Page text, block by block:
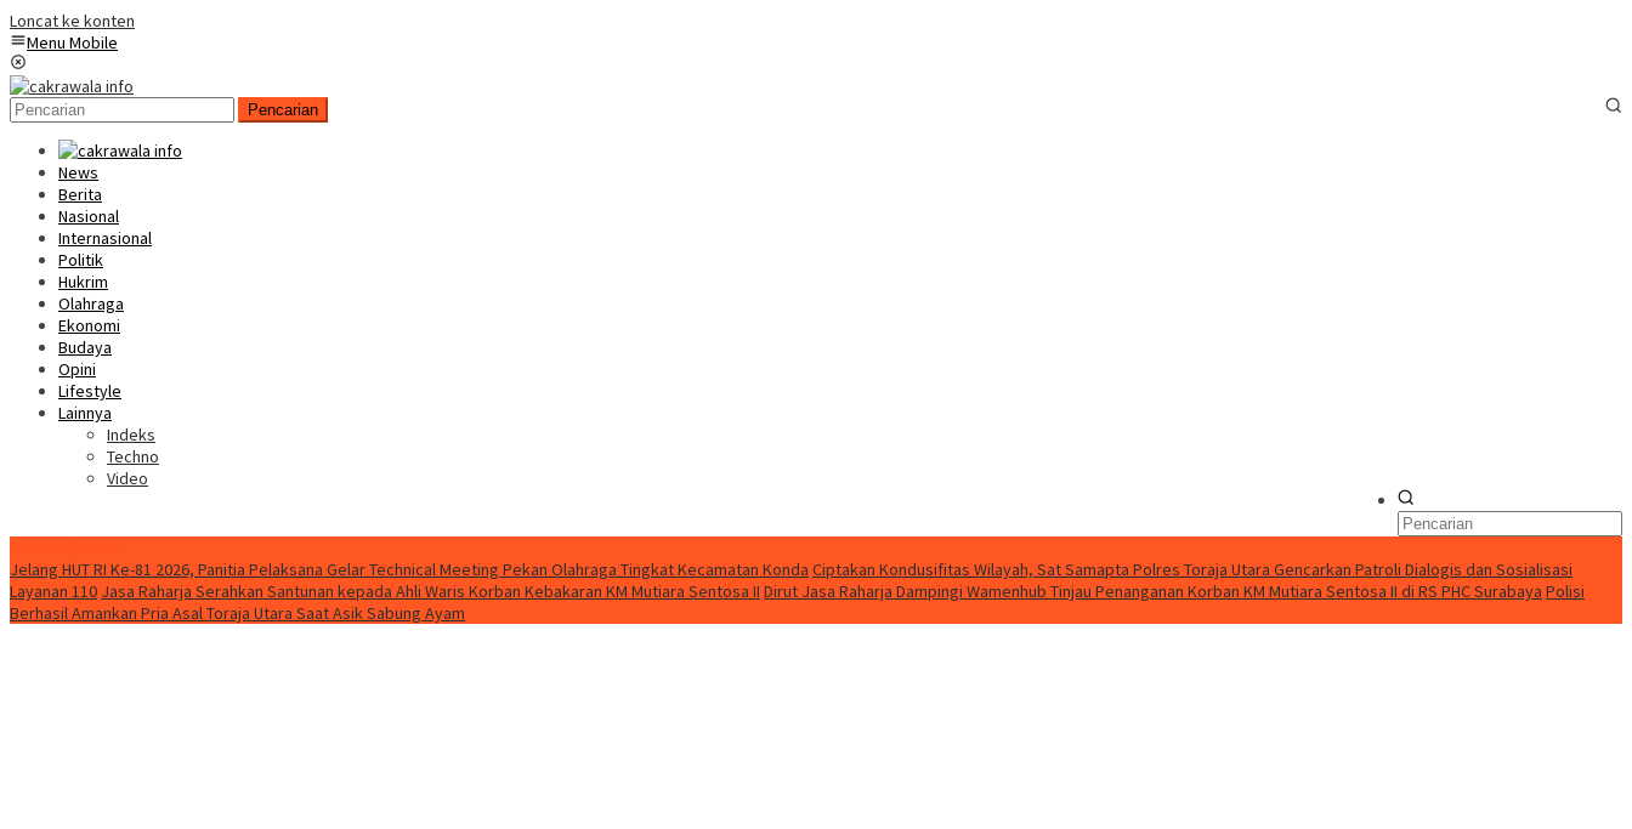
Loncat ke konten
Menu Mobile
Pencarian
News
Berita
Nasional
Internasional
Politik
Hukrim
Olahraga
Ekonomi
Budaya
Opini
Lifestyle
Lainnya
Indeks
Techno
Video
Jelang HUT RI Ke-81 2026, Panitia Pelaksana Gelar Technical Meeting Pekan Olahraga Tingkat Kecamatan Konda Ciptakan Kondusifitas Wilayah, Sat Samapta Polres Toraja Utara Gencarkan Patroli Dialogis dan Sosialisasi
Layanan 110 Jasa Raharja Serahkan Santunan kepada Ahli Waris Korban Kebakaran KM Mutiara Sentosa II Dirut Jasa Raharja Dampingi Wamenhub Tinjau Penanganan Korban KM Mutiara Sentosa II di RS PHC Surabaya Polisi
Berhasil Amankan Pria Asal Toraja Utara Saat Asik Sabung Ayam